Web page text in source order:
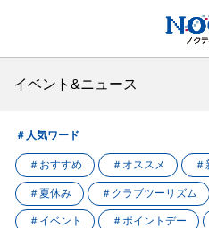
イベント&ニュース
＃人気ワード
＃おすすめ ＃オススメ
＃夏休み ＃クラブツーリズム
＃イベント ＃ポイントデー